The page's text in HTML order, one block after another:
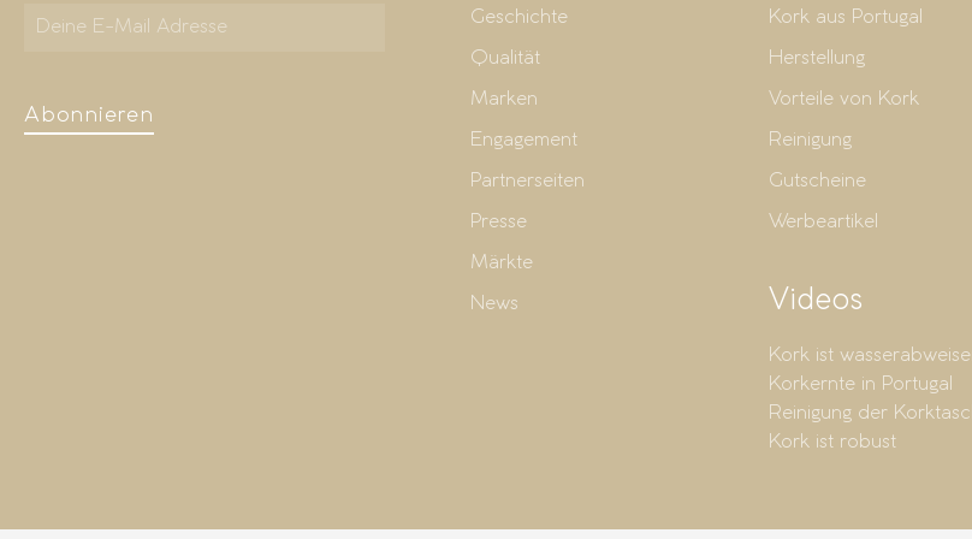
Abonnieren
Geschichte
Qualität
Marken
Engagement
Partnerseiten
Presse
Märkte
News
Kork aus Portugal
Herstellung
Vorteile von Kork
Reinigung
Gutscheine
Werbeartikel
Videos
Kork ist
Korkernte in Portugal
Reinigung der
Kork ist robust